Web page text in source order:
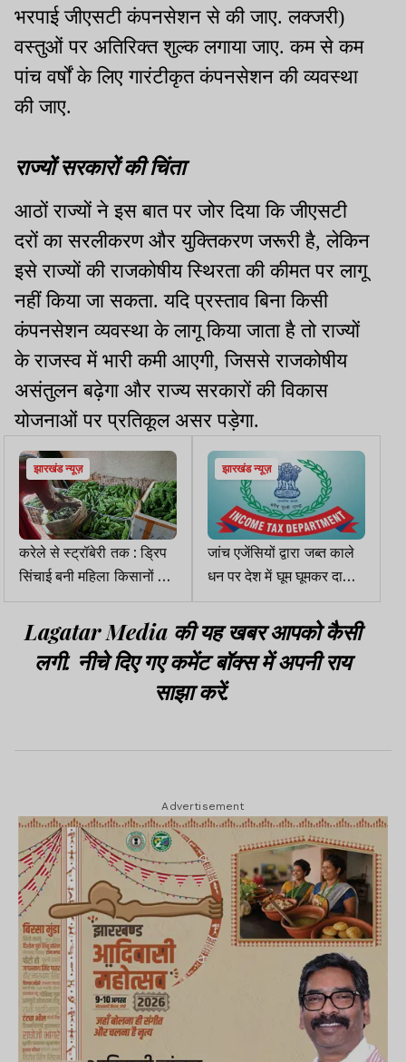
भरपाई जीएसटी कंपनसेशन से की जाए. लक्जरी)
वस्तुओं पर अतिरिक्त शुल्क लगाया जाए. कम से कम
पांच वर्षों के लिए गारंटीकृत कंपनसेशन की व्यवस्था
की जाए.
राज्यों सरकारों की चिंता
आठों राज्यों ने इस बात पर जोर दिया कि जीएसटी
दरों का सरलीकरण और युक्तिकरण जरूरी है, लेकिन
इसे राज्यों की राजकोषीय स्थिरता की कीमत पर लागू
नहीं किया जा सकता. यदि प्रस्ताव बिना किसी
कंपनसेशन व्यवस्था के लागू किया जाता है तो राज्यों
के राजस्व में भारी कमी आएगी, जिससे राजकोषीय
असंतुलन बढ़ेगा और राज्य सरकारों की विकास
योजनाओं पर प्रतिकूल असर पड़ेगा.
झारखंड न्यूज़
करेले से स्ट्रॉबेरी तक : ड्रिप
सिंचाई बनी महिला किसानों के
बदलाव की मिसाल
झारखंड न्यूज़
जांच एजेंसियों द्वारा जब्त काले
धन पर देश में घूम घूमकर दावा
पेश करने वाले गुजराती दंपती
का झारखंड आयकर विभाग ने
किया पर्दाफाश
Lagatar Media की यह खबर आपको कैसी
लगी. नीचे दिए गए कमेंट बॉक्स में अपनी राय
साझा करें.
Advertisement